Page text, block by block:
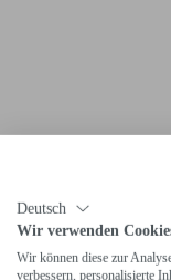
Deutsch
Wir verwenden
Wir können diese zur
verbessern, personalisierte